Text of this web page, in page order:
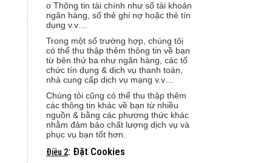
o Thông tin tài chính như số tài khoản
ngân hàng, số thẻ ghi nợ hoặc thẻ tín
dụng v.v…
Trong một số trường hợp, chúng tôi
có thể thu thập thêm thông tin về bạn
từ bên thứ ba như ngân hàng, các tổ
chức tín dụng & dịch vụ thanh toán,
nhà cung cấp dịch vụ mạng v.v…
Chúng tôi cũng có thể thu thập thêm
các thông tin khác về bạn từ nhiều
nguồn & bằng các phương thức khác
nhằm đảm bảo chất lượng dịch vụ và
phục vụ bạn tốt hơn.
Điều 2: Đặt Cookies